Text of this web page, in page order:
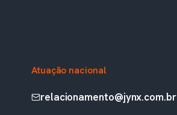
Atuação nacional
relacionamento@jynx.com.br